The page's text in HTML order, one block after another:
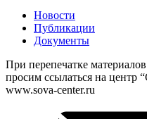
Новости
Публикации
Документы
При перепечатке
просим ссылаться на центр
www.sova-center.ru